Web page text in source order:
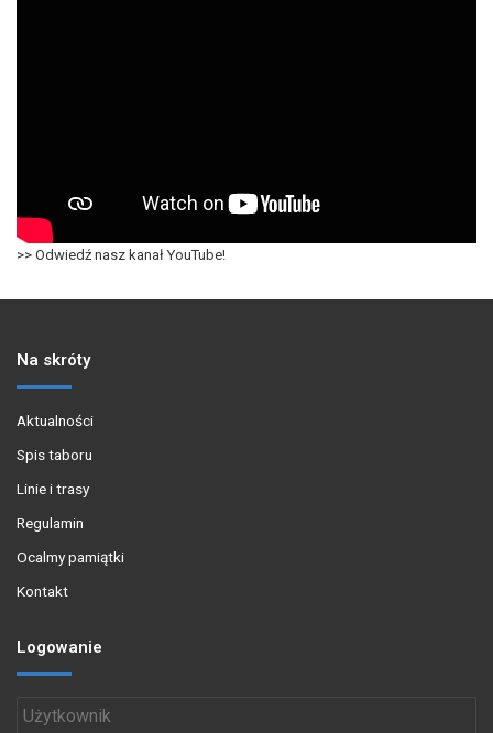
>> Odwiedź nasz kanał YouTube!
Na skróty
Aktualności
Spis taboru
Linie i trasy
Regulamin
Ocalmy pamiątki
Kontakt
Logowanie